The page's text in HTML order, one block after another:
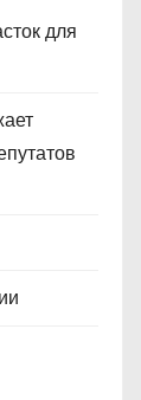
для